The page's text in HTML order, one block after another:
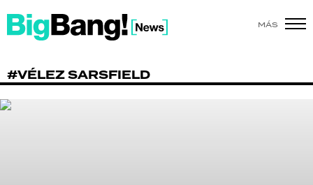
MÁS
#VÉLEZ SARSFIELD
SHOW
POLÍTICA